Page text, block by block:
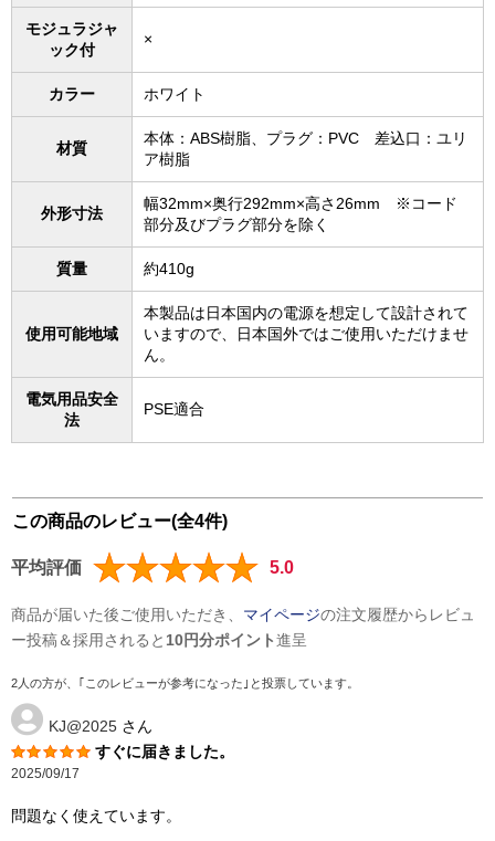
モジュラジャ
ック付
×
カラー ホワイト
材質
本体：ABS樹脂、プラグ：PVC 差込口：ユリ
ア樹脂
外形寸法
幅32mm×奥行292mm×高さ26mm ※コード
部分及びプラグ部分を除く
質量 約410g
使用可能地域
本製品は日本国内の電源を想定して設計されて
いますので、日本国外ではご使用いただけませ
ん。
電気用品安全
法
PSE適合
この商品のレビュー(全4件)
平均評価 5.0
商品が届いた後ご使用いただき、 マイページの注文履歴からレビュ
ー投稿＆採用されると 10円分ポイント進呈
2人の方が、｢このレビューが参考になった｣と投票しています。
KJ@2025 さん
すぐに届きました。
2025/09/17
問題なく使えています。